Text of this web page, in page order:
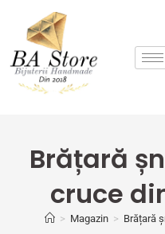
Brățară
cruce
> Magazin > Brățară